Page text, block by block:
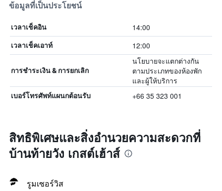
ข้อมูลที่เป็นประโยชน์
เวลาเช็คอิน 14:00
เวลาเช็คเอาท์ 12:00
การชำระเงิน & การยกเลิก
นโยบายจะแตกต่างกัน
ตามประเภทของห้องพัก
และผู้ให้บริการ
เบอร์โทรศัพท์แผนกต้อนรับ +66 35 323 001
สิทธิพิเศษและสิ่งอำนวยความสะดวกที่
บ้านท้ายวัง เกสต์เฮ้าส์
รูมเซอร์วิส